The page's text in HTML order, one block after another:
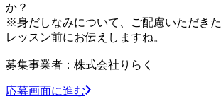
か？
※身だしなみについて、ご配慮いただきた
レッスン前にお伝えしますね。
募集事業者：株式会社りらく
応募画面に進む